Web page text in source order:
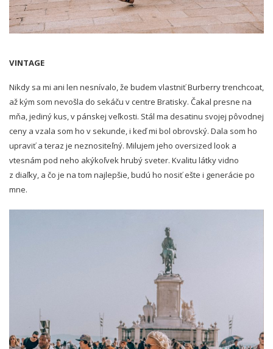
VINTAGE
Nikdy sa mi ani len nesnívalo, že budem vlastniť Burberry trenchcoat,
až kým som nevošla do sekáču v centre Bratisky. Čakal presne na
mňa, jediný kus, v pánskej veľkosti. Stál ma desatinu svojej pôvodnej
ceny a vzala som ho v sekunde, i keď mi bol obrovský. Dala som ho
upraviť a teraz je neznositeľný. Milujem jeho oversized look a
vtesnám pod neho akýkoľvek hrubý sveter. Kvalitu látky vidno
z diaľky, a čo je na tom najlepšie, budú ho nosiť ešte i generácie po
mne.